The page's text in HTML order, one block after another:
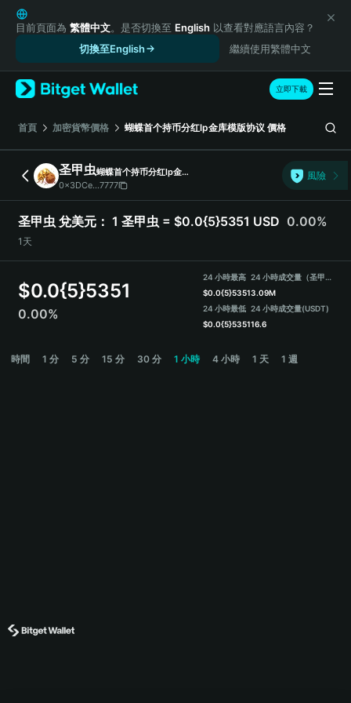
English
日本語
Русский
Español (Latinoamérica)
Türkçe
Italiano
Deutsch
简体中文
繁體中文
Português (Portugal)
Bahasa Indonesia
Español
目前頁面為 繁體中文。是否切換至 English 以查看對應語言內容？
切換至English
繼續使用繁體中文
立即下載
首頁 加密貨幣價格 蝴蝶首个持币分红lp金库模版协议 價格
圣甲虫
蝴蝶首个持币分红lp金库模版协议
0x3DCe...7777
風險
圣甲虫 兌美元： 1 圣甲虫 = $0.0{5}5351 USD 0.00%
1天
$0.0{5}5351
0.00%
24 小時最高
$0.0{5}5351
24 小時最低
$0.0{5}5351
24 小時成交量（圣甲虫）
3.09M
24 小時成交量(USDT)
16.6
時間 1 分 5 分 15 分 30 分 1 小時 4 小時 1 天 1 週